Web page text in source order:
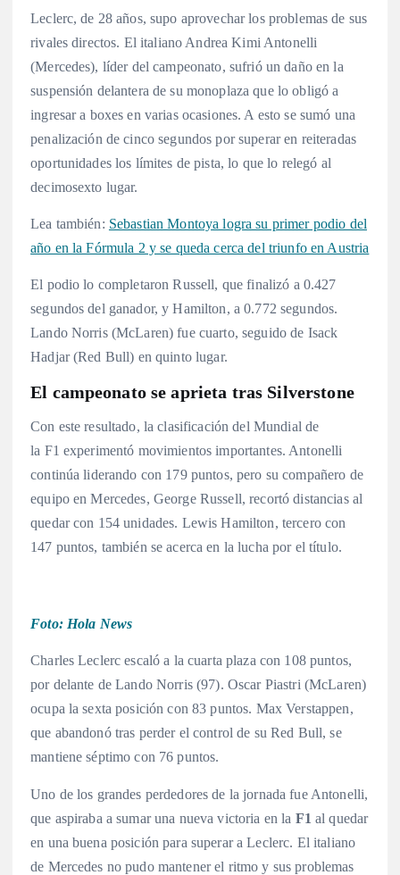
Leclerc, de 28 años, supo aprovechar los problemas de sus
rivales directos. El italiano Andrea Kimi Antonelli
(Mercedes), líder del campeonato, sufrió un daño en la
suspensión delantera de su monoplaza que lo obligó a
ingresar a boxes en varias ocasiones. A esto se sumó una
penalización de cinco segundos por superar en reiteradas
oportunidades los límites de pista, lo que lo relegó al
decimosexto lugar.
Lea también: Sebastian Montoya logra su primer podio del
año en la Fórmula 2 y se queda cerca del triunfo en Austria
El podio lo completaron Russell, que finalizó a 0.427
segundos del ganador, y Hamilton, a 0.772 segundos.
Lando Norris (McLaren) fue cuarto, seguido de Isack
Hadjar (Red Bull) en quinto lugar.
El campeonato se aprieta tras Silverstone
Con este resultado, la clasificación del Mundial de
la F1 experimentó movimientos importantes. Antonelli
continúa liderando con 179 puntos, pero su compañero de
equipo en Mercedes, George Russell, recortó distancias al
quedar con 154 unidades. Lewis Hamilton, tercero con
147 puntos, también se acerca en la lucha por el título.
Foto: Hola News
Charles Leclerc escaló a la cuarta plaza con 108 puntos,
por delante de Lando Norris (97). Oscar Piastri (McLaren)
ocupa la sexta posición con 83 puntos. Max Verstappen,
que abandonó tras perder el control de su Red Bull, se
mantiene séptimo con 76 puntos.
Uno de los grandes perdedores de la jornada fue Antonelli,
que aspiraba a sumar una nueva victoria en la F1 al quedar
en una buena posición para superar a Leclerc. El italiano
de Mercedes no pudo mantener el ritmo y sus problemas